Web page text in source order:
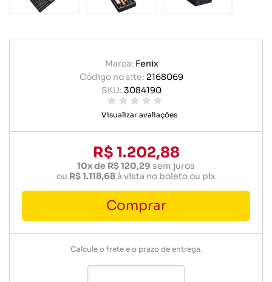
Marca: Fenix
Código no site: 2168069
SKU: 3084190
Visualizar avaliações
R$ 1.202,88
10x de R$ 120,29 sem juros
ou R$ 1.118,68à vista no boleto ou pix
Comprar
Calcule o frete e o prazo de entrega.